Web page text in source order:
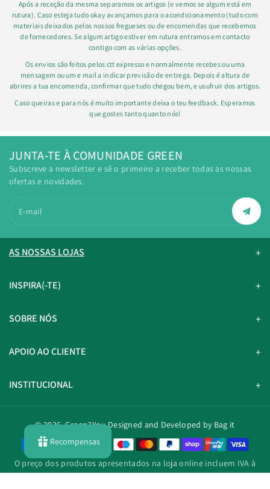
Após a receção da mesma separamos os artigos (e vemos se algum está em
rutura). Caso esteja tudo okay avançamos para o acondicionamento (tudo com
materiais deixados pelos nossos fregueses ou de encomendas que recebemos
de fornecedores. Se algum artigo estiver em rutura entramos em contacto
contigo com as várias opções.
Os envios são feitos pelos ctt expresso e normalmente recebes ou uma
mensagem ou um e mail a indicar previsão de entrega. Depois é altura de
abrires a tua encomenda, confirmar que tudo chegou bem, e usufruir dos artigos.
Caso queiras e para nós é muito importante deixa o teu feedback. Esperamos
que gostes tanto quanto nós!
JUNTA-TE À COMUNIDADE GREEN
Subscreve a newsletter e sê o primeiro a receber todas as nossas
ofertas e novidades.
E-mail
AS NOSSAS LOJAS
INSPIRA(-TE)
SOBRE NÓS
APOIO AO CLIENTE
INSTITUCIONAL
© 2026,Green2YouDesigned and Developed by Bag it
M
t
O preço dos produtos apresentados na loja online incluem IVA à
taxa legal em vigor.
Recompensas